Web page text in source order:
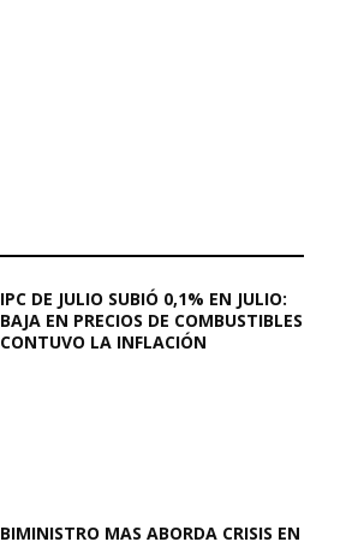
IPC DE JULIO SUBIÓ 0,1% EN JULIO:
BAJA EN PRECIOS DE COMBUSTIBLES
CONTUVO LA INFLACIÓN
BIMINISTRO MAS ABORDA CRISIS EN